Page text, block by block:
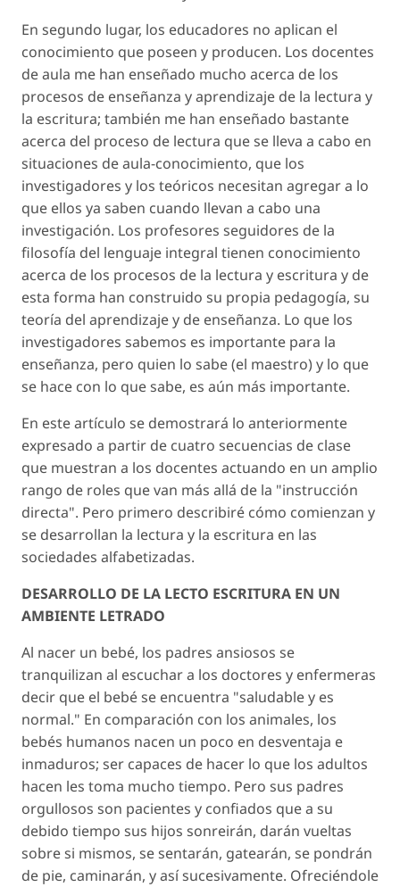
En segundo lugar, los educadores no aplican el
conocimiento que poseen y producen. Los docentes
de aula me han enseñado mucho acerca de los
procesos de enseñanza y aprendizaje de la lectura y
la escritura; también me han enseñado bastante
acerca del proceso de lectura que se lleva a cabo en
situaciones de aula-conocimiento, que los
investigadores y los teóricos necesitan agregar a lo
que ellos ya saben cuando llevan a cabo una
investigación. Los profesores seguidores de la
filosofía del lenguaje integral tienen conocimiento
acerca de los procesos de la lectura y escritura y de
esta forma han construido su propia pedagogía, su
teoría del aprendizaje y de enseñanza. Lo que los
investigadores sabemos es importante para la
enseñanza, pero quien lo sabe (el maestro) y lo que
se hace con lo que sabe, es aún más importante.
En este artículo se demostrará lo anteriormente
expresado a partir de cuatro secuencias de clase
que muestran a los docentes actuando en un amplio
rango de roles que van más allá de la "instrucción
directa". Pero primero describiré cómo comienzan y
se desarrollan la lectura y la escritura en las
sociedades alfabetizadas.
DESARROLLO DE LA LECTO ESCRITURA EN UN
AMBIENTE LETRADO
Al nacer un bebé, los padres ansiosos se
tranquilizan al escuchar a los doctores y enfermeras
decir que el bebé se encuentra "saludable y es
normal." En comparación con los animales, los
bebés humanos nacen un poco en desventaja e
inmaduros; ser capaces de hacer lo que los adultos
hacen les toma mucho tiempo. Pero sus padres
orgullosos son pacientes y confiados que a su
debido tiempo sus hijos sonreirán, darán vueltas
sobre si mismos, se sentarán, gatearán, se pondrán
de pie, caminarán, y así sucesivamente. Ofreciéndole